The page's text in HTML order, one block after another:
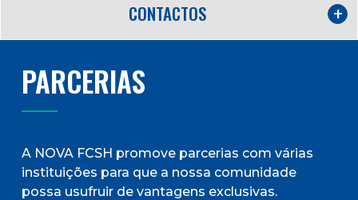
CONTACTOS
PARCERIAS
A NOVA FCSH promove parcerias com várias
instituições para que a nossa comunidade
possa usufruir de vantagens exclusivas.